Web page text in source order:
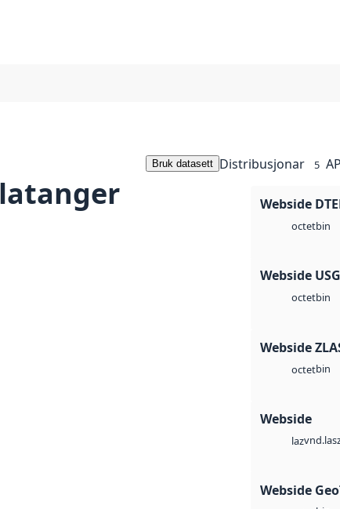
Bruk datasett Distribusjonar 5
Webside
octetbin
Webside
octetbin
Webside
octetbin
Webside
laz
Webside